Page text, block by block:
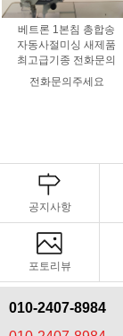
베트론 1본침 총합송
자동사절미싱 새제품
최고급기종 전화문의
전화문의주세요
공지사항
포토리뷰
010-2407-8984